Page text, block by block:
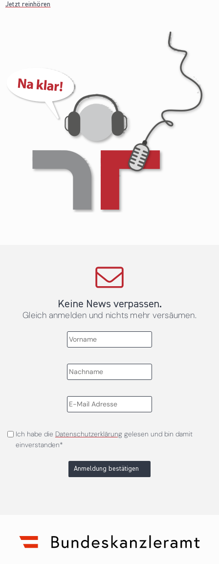
Jetzt reinhören
Keine News verpassen.
Gleich anmelden und nichts mehr versäumen.
Ich habe die Datenschutzerklärunggelesen und bin damit
einverstanden*
Anmeldung bestätigen